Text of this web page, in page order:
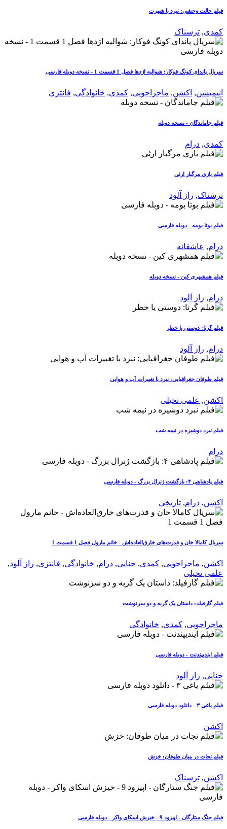
فیلم حالت وحشی: نبرد با شهرت
کمدی, ترسناک
سریال پاندای کونگ فوکار: شوالیه اژدها فصل 1 قسمت 1 - نسخه دوبله فارسی
انیمیشن, اکشن, ماجراجویی, کمدی, خانوادگی, فانتزی
فیلم جاماندگان - نسخه دوبله
کمدی, درام
فیلم بازی مرگبار ارثی
ترسناک, راز آلود
فیلم بوتا بومه - دوبله فارسی
درام, عاشقانه
فیلم همشهری کین - نسخه دوبله
درام, راز آلود
فیلم گرتا: دوستی یا خطر
درام, راز آلود
فیلم طوفان جغرافیایی: نبرد با تغییرات آب و هوایی
اکشن, علمی تخیلی
فیلم نبرد دوشیزه در نیمه شب
درام
فیلم پادشاهی ۴: بازگشت ژنرال بزرگ - دوبله فارسی
اکشن, درام, تاریخی
سریال کامالا خان و قدرت‌های خارق‌العاده‌اش - خانم مارول فصل 1 قسمت 1
اکشن, ماجراجویی, کمدی, جنایی, درام, خانوادگی, فانتزی, راز آلود,
علمی تخیلی
فیلم گارفیلد: داستان یک گربه و دو سرنوشت
ماجراجویی, کمدی, خانوادگی
فیلم ایندیپندنت - دوبله فارسی
جنایی, راز آلود
فیلم یاغی ۳ - دانلود دوبله فارسی
اکشن
فیلم نجات در میان طوفان: خزش
اکشن, ترسناک
فیلم جنگ ستارگان - اپیزود 9 - خیزش اسکای واکر - دوبله فارسی